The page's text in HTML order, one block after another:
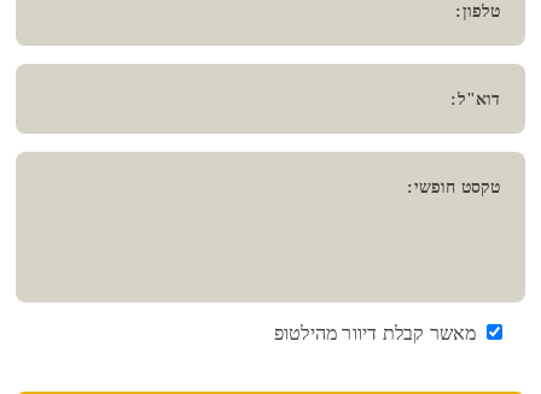
טלפון:
דוא"ל:
טקסט חופשי:
מאשר קבלת דיוור מהילטופ